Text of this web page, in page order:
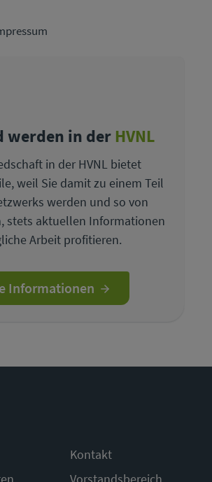
werden in der HVNL
in der HVNL bietet
weil Sie damit zu einem Teil
werden und so von
stets aktuellen Informationen
Arbeit profitieren.
Informationen
Kontakt